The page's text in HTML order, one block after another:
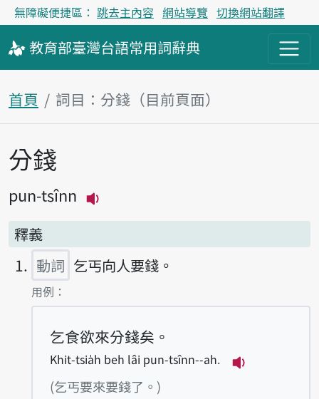
無障礙便捷區： 跳去主內容 網站導覽 切換網站翻譯
教育部臺灣台語常用詞辭典
首頁 詞目：分錢（目前頁面）
主內容區塊
分錢
pun-tsînn
釋義
動詞 乞丐向人要錢。
第1項釋義的
用例：
乞食欲來分錢矣。
Khit-tsia̍h beh lâi pun-tsînn--ah.
(乞丐要來要錢了。)